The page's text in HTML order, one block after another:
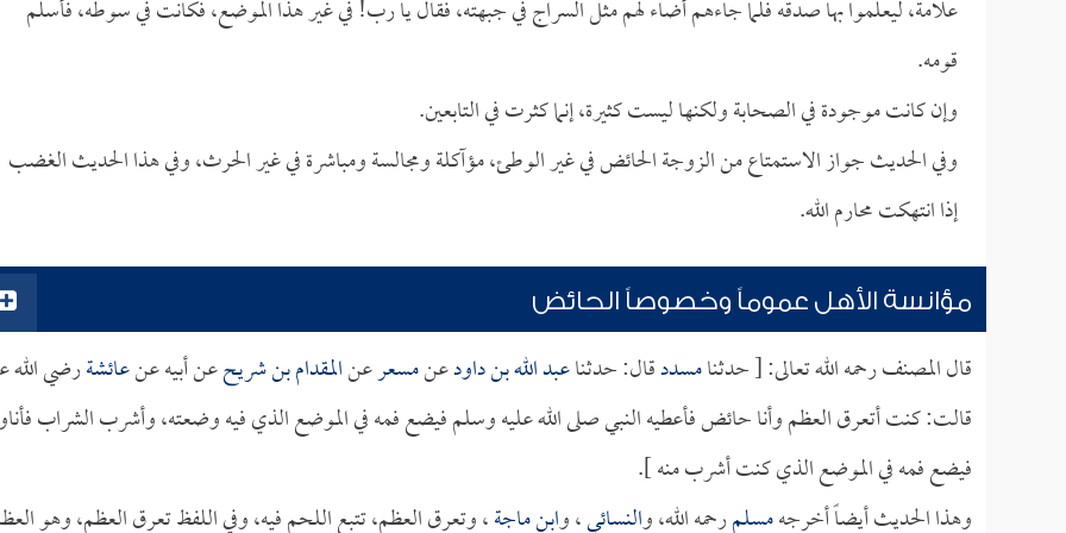
علامة، ليعلموا بها صدقه فلما جاءهم أضاء لهم مثل السراج في جبهته، فقال يا رب! في غير هذا الموضع، فكانت في سوطه، فأسلم
قومه.
وإن كانت موجودة في الصحابة ولكنها ليست كثيرة، إنما كثرت في التابعين.
وفي الحديث جواز الاستمتاع من الزوجة الحائض في غير الوطئ، مؤآكلة ومجالسة ومباشرة في غير الحرث، وفي هذا الحديث الغضب
إذا انتهكت محارم الله.
مؤانسة الأهل عموماً وخصوصاً الحائض
قال المصنف رحمه الله تعالى: [ حدثنامسددقال: حدثناعبد الله بن داودعنمسعرعنالمقدام بن شريحعن أبيه عنعائشةرضي الله
قالت: كنت أتعرق العظم وأنا حائض فأعطيه النبي صلى الله عليه وسلم فيضع فمه في الموضع الذي فيه وضعته، وأشرب الشراب
فيضع فمه في الموضع الذي كنت أشرب منه ].
وهذا الحديث أيضاً أخرجهمسلمرحمه الله، والنسائي، وابن ماجة، وتعرق العظم، تتبع اللحم فيه، وفي اللفظ تعرق العظم، وهو